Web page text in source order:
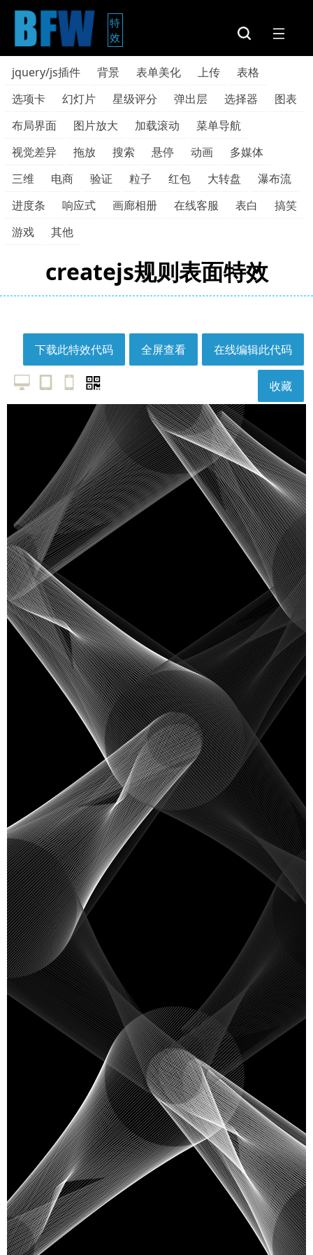
特
效
jquery/js插件 背景 表单美化 上传
表格
选项卡
幻灯片 星级评分 弹出层 选择器
图表
布局界面
图片放大 加载滚动
菜单导航
视觉差异
拖放 搜索 悬停 动画
多媒体
三维
电商 验证 粒子 红包 大转盘
瀑布流
进度条
响应式 画廊相册 在线客服 表白
搞笑
游戏
其他
createjs规则表面特效
在线编辑此代码
全屏查看
下载此特效代码
收藏